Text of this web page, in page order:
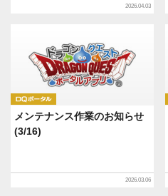
2026.04.03
メンテナンス作業のお知らせ
(3/16)
2026.03.06